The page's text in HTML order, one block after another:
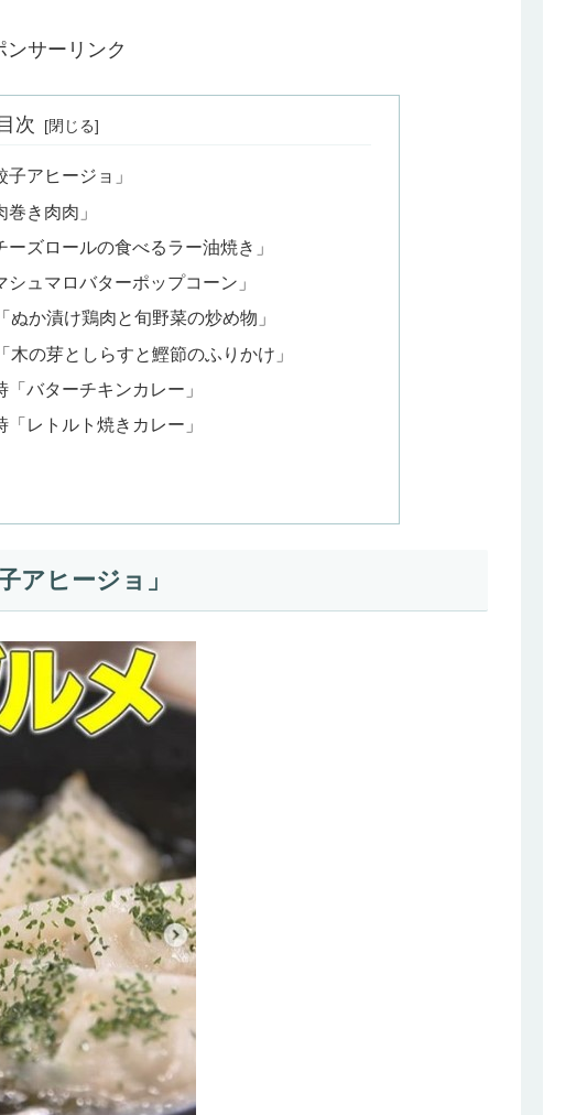
ンサーリンク
目次
アヒージョ」
き肉肉」
ズロールの食べるラー油焼き」
ュマロバターポップコーン」
か漬け鶏肉と旬野菜の炒め物」
の芽としらすと鰹節のふりかけ」
バターチキンカレー」
レトルト焼きカレー」
アヒージョ」